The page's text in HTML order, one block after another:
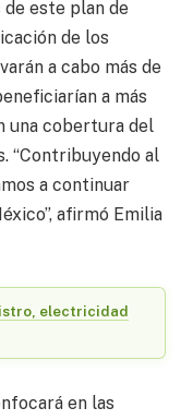
este plan de
de los
a cabo más de
a más
una cobertura del
“Contribuyendo al
a continuar
afirmó Emilia
electricidad
en las